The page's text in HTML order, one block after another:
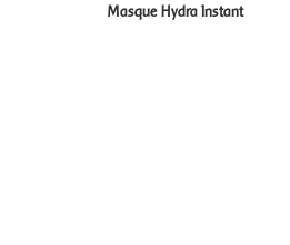
Masque Hydra Instant